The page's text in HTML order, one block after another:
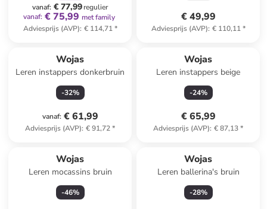
vanaf: € 77,99regulier
vanaf: € 75,99 met family
Adviesprijs (AVP): € 114,71*
€ 49,99
Adviesprijs (AVP): € 110,11*
Wojas
Leren instappers donkerbruin
-32%
vanaf: € 61,99
Adviesprijs (AVP): € 91,72*
Wojas
Leren instappers beige
-24%
€ 65,99
Adviesprijs (AVP): € 87,13*
Wojas
Leren mocassins bruin
-46%
Wojas
Leren ballerina's bruin
-28%